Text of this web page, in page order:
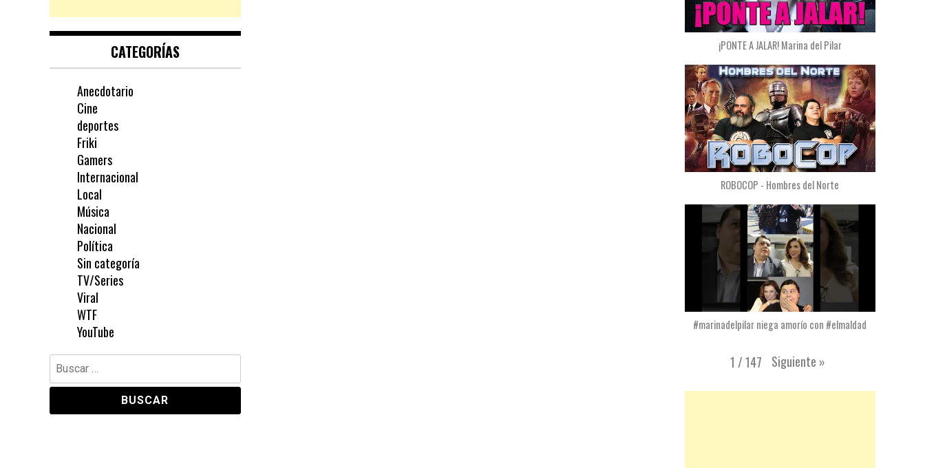
CATEGORÍAS
Anecdotario
Cine
deportes
Friki
Gamers
Internacional
Local
Música
Nacional
Política
Sin categoría
TV/Series
Viral
WTF
YouTube
Buscar:
¡PONTE A JALAR! Marina del Pilar
ROBOCOP - Hombres del Norte
#marinadelpilar niega amorío con #elmaldad
1 / 147 Siguiente »